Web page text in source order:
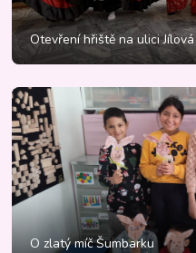
Otevření hřiště na ulici Jílová
O zlatý míč Šumbarku